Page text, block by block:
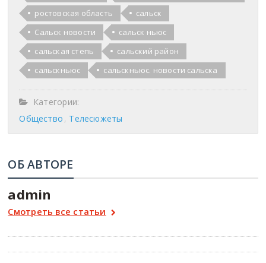
ростовская область
сальск
Сальск новости
сальск ньюс
сальская степь
сальский район
сальскньюс
сальскньюс. новости сальска
Категории:
Общество
Телесюжеты
ОБ АВТОРЕ
admin
Смотреть все статьи